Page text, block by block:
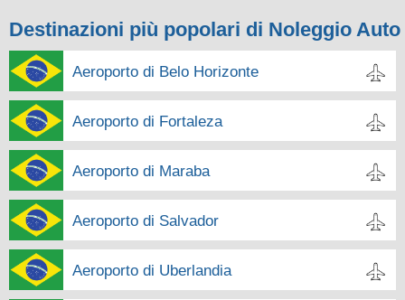
Destinazioni più popolari di Noleggio Auto
Aeroporto di Belo Horizonte
Aeroporto di Fortaleza
Aeroporto di Maraba
Aeroporto di Salvador
Aeroporto di Uberlandia